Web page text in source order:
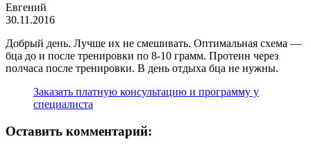
Евгений
30.11.2016
Добрый день. Лучше их не смешивать. Оптимальная схема —
бца до и после тренировки по 8-10 грамм. Протеин через
полчаса после тренировки. В день отдыха бца не нужны.
Заказать платную консультацию и программу у
специалиста
Оставить комментарий: